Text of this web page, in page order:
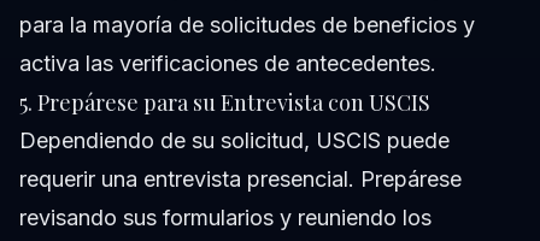
para la mayoría de solicitudes de beneficios y
activa las verificaciones de antecedentes.
5. Prepárese para su Entrevista con USCIS
Dependiendo de su solicitud, USCIS puede
requerir una entrevista presencial. Prepárese
revisando sus formularios y reuniendo los